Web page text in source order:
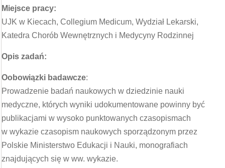
Miejsce pracy:
UJK w Kiecach, Collegium Medicum, Wydział Lekarski,
Katedra Chorób Wewnętrznych i Medycyny Rodzinnej
Opis zadań:
Oobowiązki badawcze:
Prowadzenie badań naukowych w dziedzinie nauki
medyczne, których wyniki udokumentowane powinny być
publikacjami w wysoko punktowanych czasopismach
w wykazie czasopism naukowych sporządzonym przez
Polskie Ministerstwo Edukacji i Nauki, monografiach
znajdujących się w ww. wykazie.